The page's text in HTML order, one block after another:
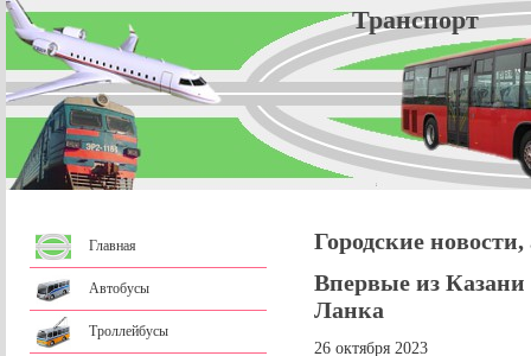
Главная
Автобусы
Троллейбусы
Городские
Впервые из
Ланка
26 октября 2023